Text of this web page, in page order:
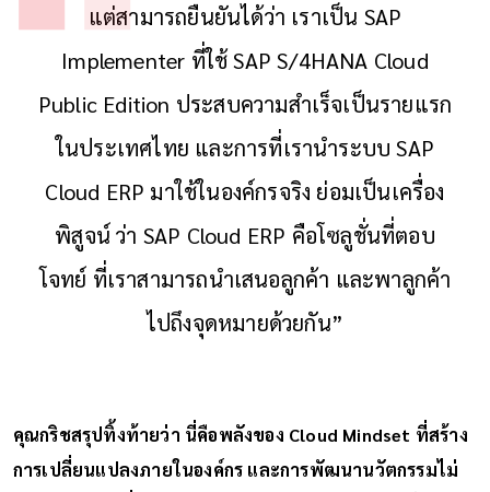
แต่สามารถยืนยันได้ว่า เราเป็น SAP
Implementer ที่ใช้ SAP S/4HANA Cloud
Public Edition ประสบความสำเร็จเป็นรายแรก
ในประเทศไทย และการที่เรานำระบบ SAP
Cloud ERP มาใช้ในองค์กรจริง ย่อมเป็นเครื่อง
พิสูจน์ ว่า SAP Cloud ERP คือโซลูชั่นที่ตอบ
โจทย์ ที่เราสามารถนำเสนอลูกค้า และพาลูกค้า
ไปถึงจุดหมายด้วยกัน”
คุณกริชสรุปทิ้งท้ายว่า นี่คือพลังของ Cloud Mindset ที่สร้าง
การเปลี่ยนแปลงภายในองค์กร และการพัฒนานวัตกรรมไม่